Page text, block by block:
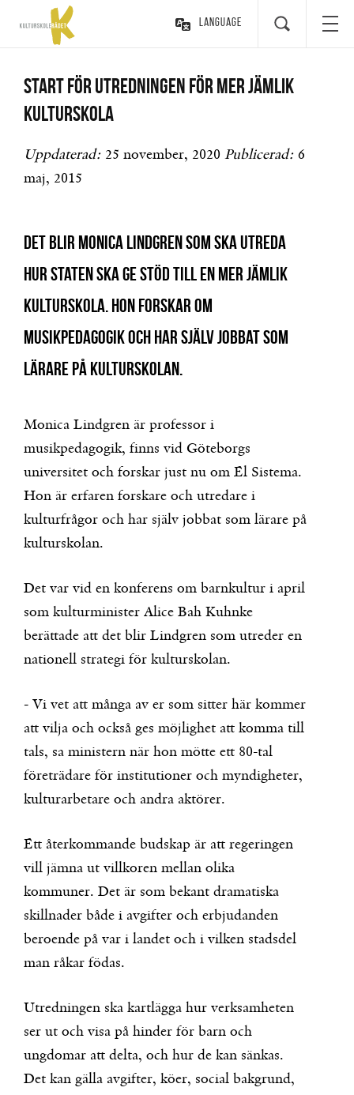
Language
Start för utredningen för mer jämlik
kulturskola
Uppdaterad: 25 november, 2020 Publicerad: 6
maj, 2015
Det blir Monica Lindgren som ska utreda
hur staten ska ge stöd till en mer jämlik
kulturskola. Hon forskar om
musikpedagogik och har själv jobbat som
lärare på kulturskolan.
Monica Lindgren är professor i
musikpedagogik, finns vid Göteborgs
universitet och forskar just nu om El Sistema.
Hon är erfaren forskare och utredare i
kulturfrågor och har själv jobbat som lärare på
kulturskolan.
Det var vid en konferens om barnkultur i april
som kulturminister Alice Bah Kuhnke
berättade att det blir Lindgren som utreder en
nationell strategi för kulturskolan.
‒ Vi vet att många av er som sitter här kommer
att vilja och också ges möjlighet att komma till
tals, sa ministern när hon mötte ett 80-tal
företrädare för institutioner och myndigheter,
kulturarbetare och andra aktörer.
Ett återkommande budskap är att regeringen
vill jämna ut villkoren mellan olika
kommuner. Det är som bekant dramatiska
skillnader både i avgifter och erbjudanden
beroende på var i landet och i vilken stadsdel
man råkar födas.
Utredningen ska kartlägga hur verksamheten
ser ut och visa på hinder för barn och
ungdomar att delta, och hur de kan sänkas.
Det kan gälla avgifter, köer, social bakgrund,